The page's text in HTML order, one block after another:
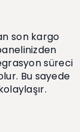
son kargo
süreci
Bu sayede